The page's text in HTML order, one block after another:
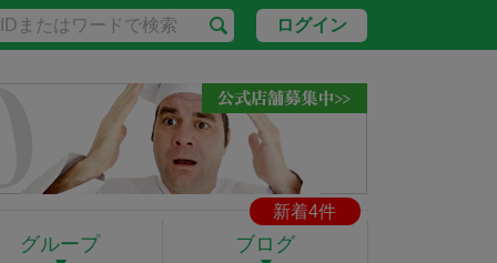
ログイン
新着4件
グループ ブログ